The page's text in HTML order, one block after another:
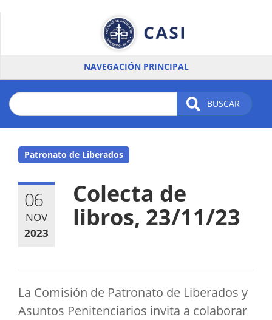
NAVEGACIÓN PRINCIPAL
BUSCAR
Patronato de Liberados
06
NOV
2023
Colecta de
libros, 23/11/23
La Comisión de Patronato de Liberados y
Asuntos Penitenciarios invita a colaborar